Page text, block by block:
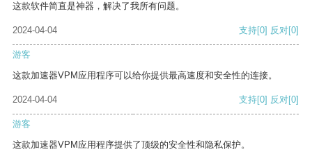
这款软件简直是神器，解决了我所有问题。
2024-04-04 支持[0] 反对[0]
游客
这款加速器VPM应用程序可以给你提供最高速度和安全性的连接。
2024-04-04 支持[0] 反对[0]
游客
这款加速器VPM应用程序提供了顶级的安全性和隐私保护。